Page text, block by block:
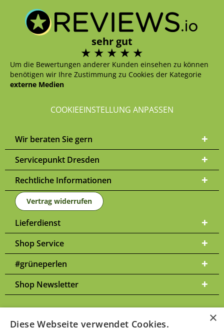
sehr gut
Um die Bewertungen anderer Kunden einsehen zu können
benötigen wir Ihre Zustimmung zu Cookies der Kategorie
externe Medien
COOKIEEINSTELLUNG ANPASSEN
Wir beraten Sie gern
Servicepunkt Dresden
Rechtliche Informationen
Vertrag widerrufen
Lieferdienst
Shop Service
#grüneperlen
Shop Newsletter
×
Diese Webseite verwendet Cookies.